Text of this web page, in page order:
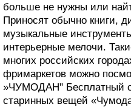
больше не нужны или
Приносят обычно книги,
музыкальные
интерьерные мелочи.
многих российских
фримаркетов можно
»ЧУМОДАН" Бесплатный
старинных вещей